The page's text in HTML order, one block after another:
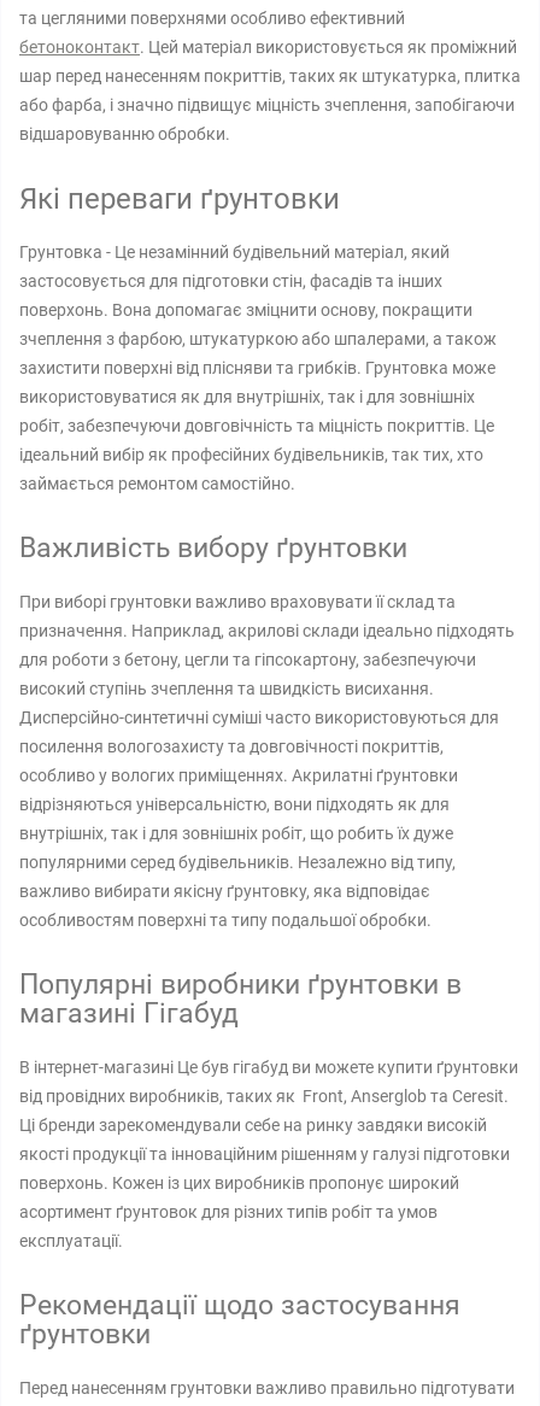
та цегляними поверхнями особливо ефективний
бетоноконтакт. Цей матеріал використовується як проміжний
шар перед нанесенням покриттів, таких як штукатурка, плитка
або фарба, і значно підвищує міцність зчеплення, запобігаючи
відшаровуванню обробки.
Які переваги ґрунтовки
Грунтовка - Це незамінний будівельний матеріал, який
застосовується для підготовки стін, фасадів та інших
поверхонь. Вона допомагає зміцнити основу, покращити
зчеплення з фарбою, штукатуркою або шпалерами, а також
захистити поверхні від плісняви ​​та грибків. Грунтовка може
використовуватися як для внутрішніх, так і для зовнішніх
робіт, забезпечуючи довговічність та міцність покриттів. Це
ідеальний вибір як професійних будівельників, так тих, хто
займається ремонтом самостійно.
Важливість вибору ґрунтовки
При виборі грунтовки важливо враховувати її склад та
призначення. Наприклад, акрилові склади ідеально підходять
для роботи з бетону, цегли та гіпсокартону, забезпечуючи
високий ступінь зчеплення та швидкість висихання.
Дисперсійно-синтетичні суміші часто використовуються для
посилення вологозахисту та довговічності покриттів,
особливо у вологих приміщеннях. Акрилатні ґрунтовки
відрізняються універсальністю, вони підходять як для
внутрішніх, так і для зовнішніх робіт, що робить їх дуже
популярними серед будівельників. Незалежно від типу,
важливо вибирати якісну ґрунтовку, яка відповідає
особливостям поверхні та типу подальшої обробки.
Популярні виробники ґрунтовки в
магазині Гігабуд
В інтернет-магазині Це був гігабуд ви можете купити ґрунтовки
від провідних виробників, таких як Front, Anserglob та Ceresit.
Ці бренди зарекомендували себе на ринку завдяки високій
якості продукції та інноваційним рішенням у галузі підготовки
поверхонь. Кожен із цих виробників пропонує широкий
асортимент ґрунтовок для різних типів робіт та умов
експлуатації.
Рекомендації щодо застосування
ґрунтовки
Перед нанесенням грунтовки важливо правильно підготувати